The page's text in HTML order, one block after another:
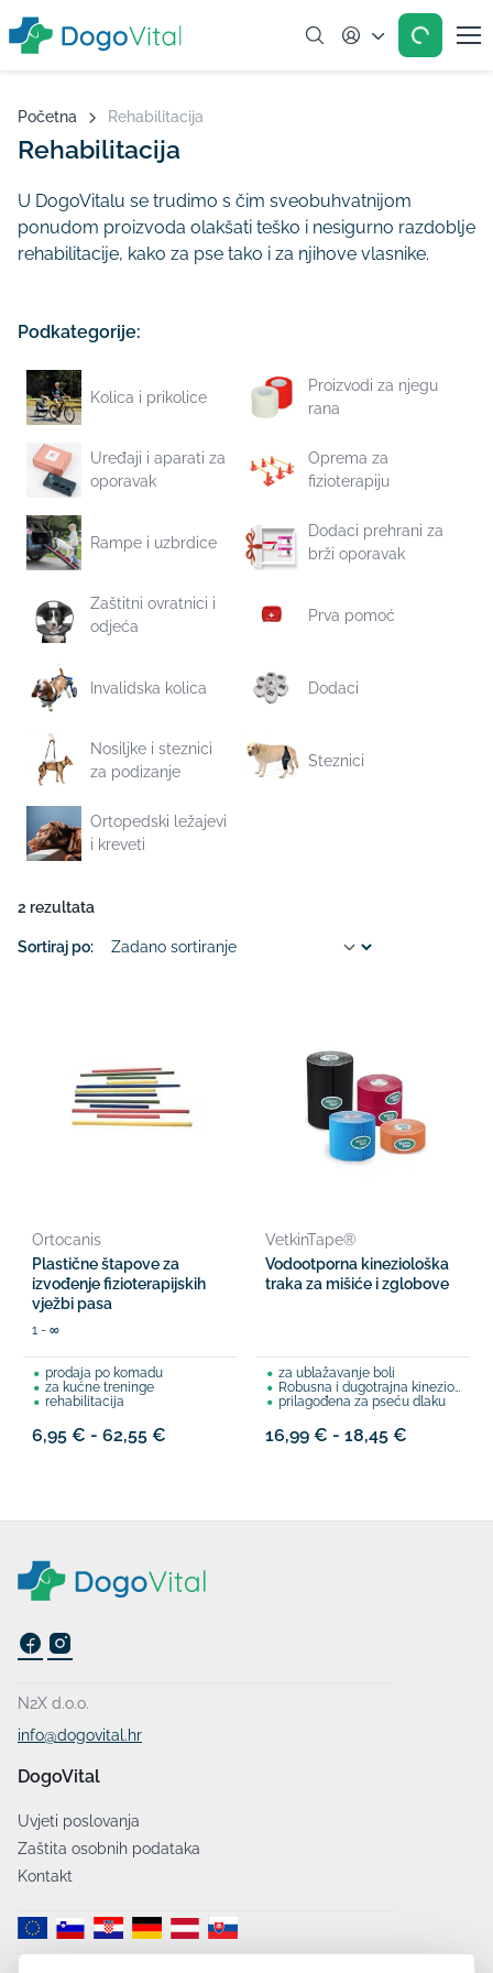
Account
Početna Rehabilitacija
Rehabilitacija
U DogoVitalu se trudimo s čim sveobuhvatnijom
ponudom proizvoda olakšati teško i nesigurno razdoblje
rehabilitacije, kako za pse tako i za njihove vlasnike.
Podkategorije:
Kolica i prikolice
Proizvodi za njegu
rana
Uređaji i aparati za
oporavak
Oprema za
fizioterapiju
Rampe i uzbrdice
Dodaci prehrani za
brži oporavak
Zaštitni ovratnici i
odjeća
Prva pomoć
Invalidska kolica Dodaci
Nosiljke i steznici
za podizanje
Steznici
Ortopedski ležajevi
i kreveti
2 rezultata
Sortiraj po:
Ortocanis
Plastične štapove za
izvođenje fizioterapijskih
vježbi pasa
1 - ∞
prodaja po komadu
za kućne treninge
rehabilitacija
6,95 € - 62,55 €
VetkinTape®
Vodootporna kineziološka
traka za mišiće i zglobove
za ublažavanje boli
Robusna i dugotrajna kineziotraka
prilagođena za pseću dlaku
16,99 € - 18,45 €
N2X d.o.o.
info@dogovital.hr
DogoVital
Uvjeti poslovanja
Zaštita osobnih podataka
Kontakt